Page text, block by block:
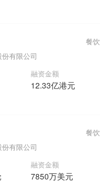
有限公司
融资金额
12.33亿港元
餐饮
有限公司
融资金额
7850万美元
餐饮